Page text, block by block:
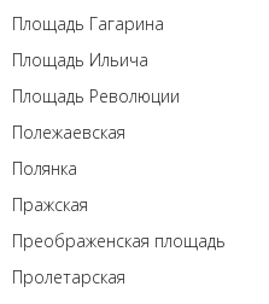
Площадь Гагарина
Площадь Ильича
Площадь Революции
Полежаевская
Полянка
Пражская
Преображенская площадь
Пролетарская